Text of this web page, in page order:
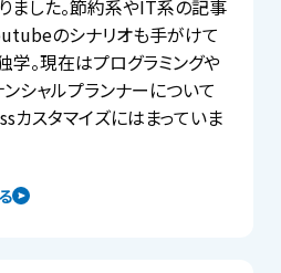
ました。節約系やIT系の記事
のシナリオも手がけて
学。現在はプログラミングや
ンシャルプランナーについて
カスタマイズにはまっていま